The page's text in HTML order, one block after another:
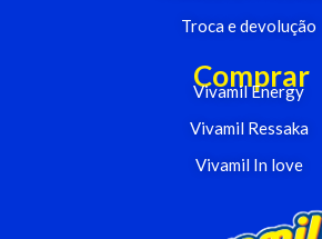
Troca e devolução
Comprar
Vivamil Energy
Vivamil Ressaka
Vivamil In love